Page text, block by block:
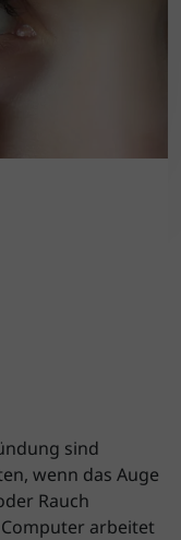
sind
wenn das Auge
Rauch
arbeitet